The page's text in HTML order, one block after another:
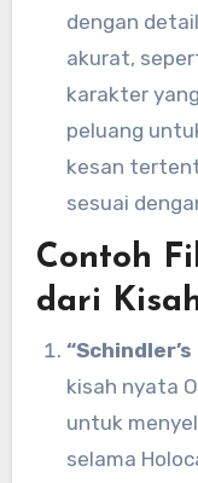
dengan
akurat,
karakter
peluang
kesan
sesuai
Contoh
dari
kisah nyata
untuk
selama